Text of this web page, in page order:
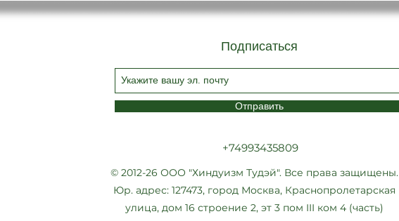
Подписаться
Отправить
+74993435809
© 2012-26 ООО "Хиндуизм Тудэй". Все права защищены.
Юр. адрес: 127473, город Москва, Краснопролетарская
улица, дом 16 строение 2, эт 3 пом III ком 4 (часть)